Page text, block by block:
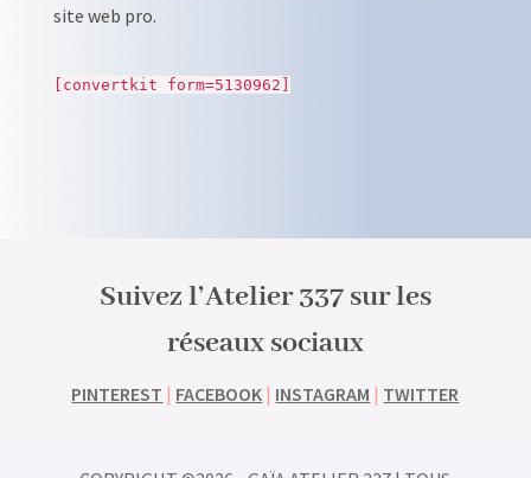
site web pro.
[convertkit form=5130962]
Suivez l’Atelier 337 sur les
réseaux sociaux
PINTEREST | FACEBOOK | INSTAGRAM | TWITTER